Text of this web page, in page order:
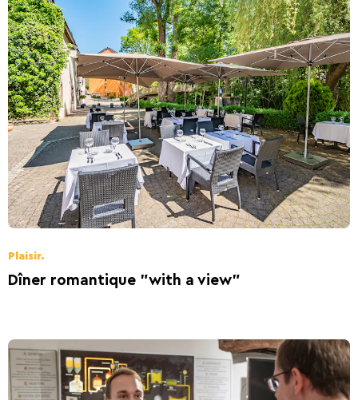
Plaisir.
Dîner romantique "with a view"